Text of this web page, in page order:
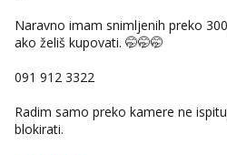
Naravno imam snimljenih preko
ako želiš kupovati. 🤭🤭🤭
091 912 3322
Radim samo preko kamere ne
blokirati.